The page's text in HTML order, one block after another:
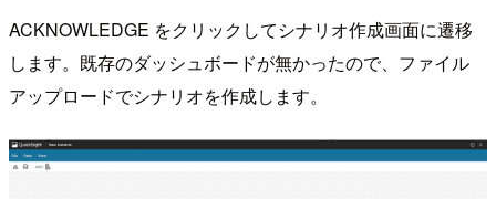
ACKNOWLEDGE をクリックしてシナリオ作成画面に遷移
します。既存のダッシュボードが無かったので、ファイル
アップロードでシナリオを作成します。